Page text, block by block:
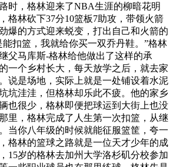
时，格林迎来了NBA生涯的柳暗花明
格林砍下37分10篮板7助攻，带领火箭
爆的方式迎来蜕变，打出自己和火箭的
能扣篮，我就给你买一双乔丹鞋。”格林
父马库斯-格林给他做出了这样的承
一个乡村长大，每天放学之后，就去家
说是场地，实际上就是一处铺设着水泥
坑洼洼，但格林却乐此不疲。他的家乡
也很少，格林即便把球运到大街上也没
里，格林完成了人生第一次扣篮，从继
当你八年级的时候就能征服篮筐，夸一
格林的篮球之路就是一位天才少年的成
15岁的格林去加州大学洛杉矶分校参加